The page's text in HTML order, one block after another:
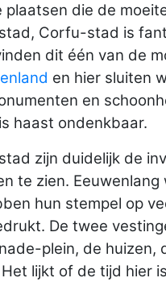
plaatsen die de
Corfu-stad is
dit één van de
en hier sluiten
en
haast ondenkbaar.
zijn duidelijk de
te zien. Eeuwenlang
hun stempel op
De twee
plein, de huizen,
lijkt of de tijd hier